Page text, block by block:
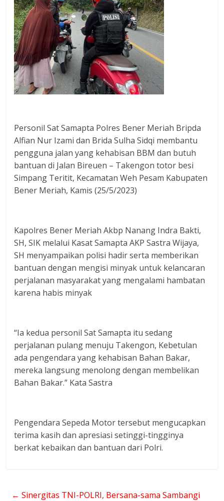
Personil Sat Samapta Polres Bener Meriah Bripda
Alfian Nur Izami dan Brida Sulha Sidqi membantu
pengguna jalan yang kehabisan BBM dan butuh
bantuan di Jalan Bireuen – Takengon totor besi
Simpang Teritit, Kecamatan Weh Pesam Kabupaten
Bener Meriah, Kamis (25/5/2023)
Kapolres Bener Meriah Akbp Nanang Indra Bakti,
SH, SIK melalui Kasat Samapta AKP Sastra Wijaya,
SH menyampaikan polisi hadir serta memberikan
bantuan dengan mengisi minyak untuk kelancaran
perjalanan masyarakat yang mengalami hambatan
karena habis minyak
“Ia kedua personil Sat Samapta itu sedang
perjalanan pulang menuju Takengon, Kebetulan
ada pengendara yang kehabisan Bahan Bakar,
mereka langsung menolong dengan membelikan
Bahan Bakar.” Kata Sastra
Pengendara Sepeda Motor tersebut mengucapkan
terima kasih dan apresiasi setinggi-tingginya
berkat kebaikan dan bantuan dari Polri.
← Sinergitas TNI-POLRI, Bersana-sama Sambangi